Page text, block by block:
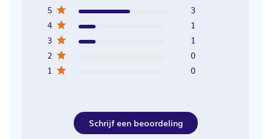
5
3
4
1
3
1
2
0
1
0
Schrijf een beoordeling